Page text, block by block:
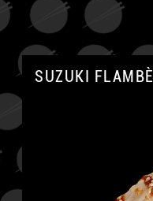
SUZUKI FLAMBÈ